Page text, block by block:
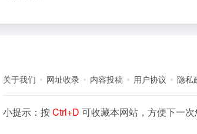
关于我们 网址收录 内容投稿 用户协议 隐私
小提示：按Ctrl+D可收藏本网站，方便下一次